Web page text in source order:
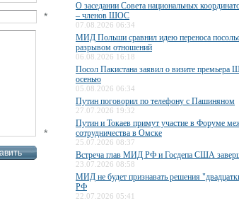
*
*
О заседании Совета национальных
– членов ШОС
07.08.2026 06:34
МИД Польши сравнил идею переноса
разрывом отношений
06.08.2026 16:18
Посол Пакистана заявил о визите премьера
осенью
05.08.2026 06:34
Путин поговорил по телефону с Пашиняном
27.07.2026 19:32
Путин и Токаев примут участие в Форуме
сотрудничества в Омске
25.07.2026 08:37
Встреча глав МИД РФ и Госдепа США
23.07.2026 08:58
МИД не будет признавать решения
РФ
22.07.2026 05:41